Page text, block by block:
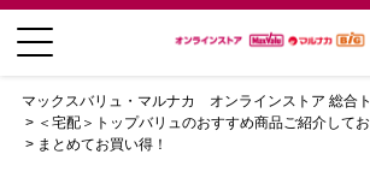
マックスバリュ・マルナカ オンラインストア 総合
＜宅配＞トップバリュのおすすめ商品ご紹介してお
まとめてお買い得！